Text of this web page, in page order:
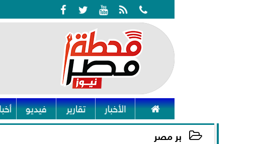
    
 الأخبار تقارير فيديو
بر مصر